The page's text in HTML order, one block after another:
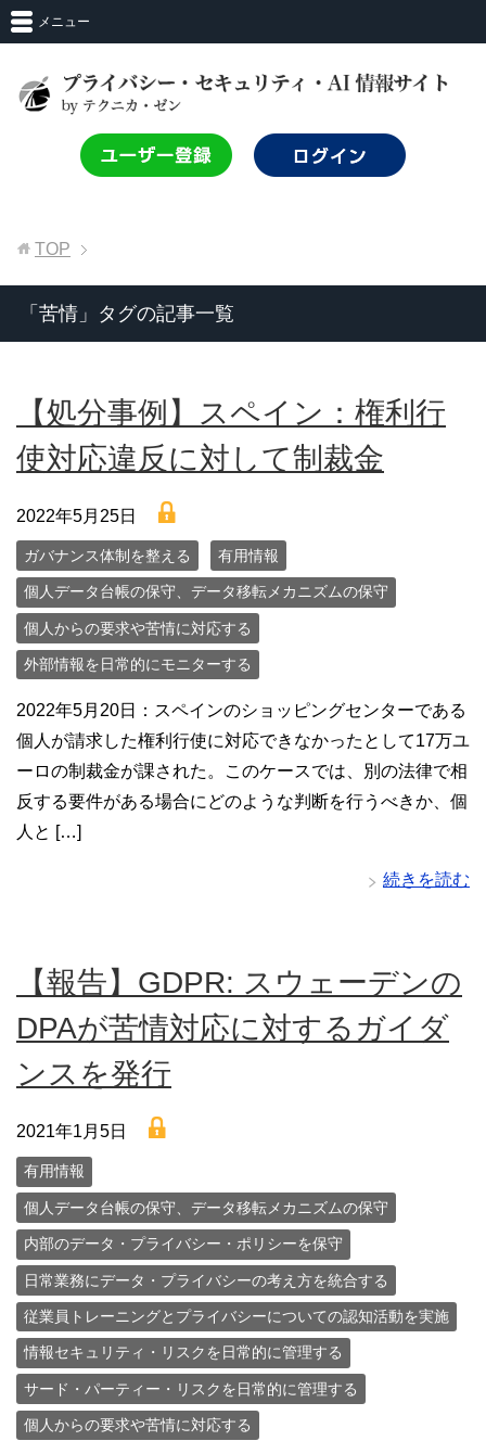
メニュー
TOP
「苦情」タグの記事一覧
【処分事例】スペイン：権利行
使対応違反に対して制裁金
2022年5月25日 lock
ガバナンス体制を整える 有用情報
個人データ台帳の保守、データ移転メカニズムの保守
個人からの要求や苦情に対応する
外部情報を日常的にモニターする
2022年5月20日：スペインのショッピングセンターである
個人が請求した権利行使に対応できなかったとして17万ユ
ーロの制裁金が課された。このケースでは、別の法律で相
反する要件がある場合にどのような判断を行うべきか、個
人と […]
続きを読む
【報告】GDPR: スウェーデンの
DPAが苦情対応に対するガイダ
ンスを発行
2021年1月5日 lock
有用情報
個人データ台帳の保守、データ移転メカニズムの保守
内部のデータ・プライバシー・ポリシーを保守
日常業務にデータ・プライバシーの考え方を統合する
従業員トレーニングとプライバシーについての認知活動を実施
情報セキュリティ・リスクを日常的に管理する
サード・パーティー・リスクを日常的に管理する
個人からの要求や苦情に対応する